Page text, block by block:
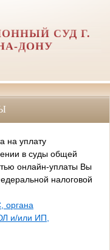
СУД Г.
ДОНУ
на уплату
в суды общей
онлайн-уплаты Вы
налоговой
органа
и/или ИП,